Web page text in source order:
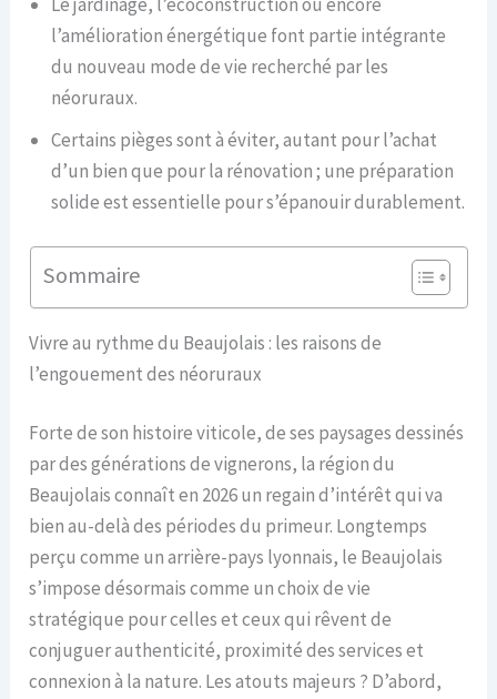
l’amélioration énergétique font partie intégrante
du nouveau mode de vie recherché par les
néoruraux.
Certains pièges sont à éviter, autant pour l’achat
d’un bien que pour la rénovation ; une préparation
solide est essentielle pour s’épanouir durablement.
Sommaire
Vivre au rythme du Beaujolais : les raisons de
l’engouement des néoruraux
Forte de son histoire viticole, de ses paysages dessinés
par des générations de vignerons, la région du
Beaujolais connaît en 2026 un regain d’intérêt qui va
bien au-delà des périodes du primeur. Longtemps
perçu comme un arrière-pays lyonnais, le Beaujolais
s’impose désormais comme un choix de vie
stratégique pour celles et ceux qui rêvent de
conjuguer authenticité, proximité des services et
connexion à la nature. Les atouts majeurs ? D’abord,